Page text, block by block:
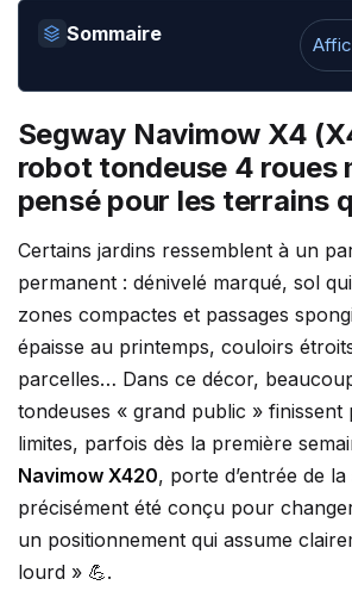
Sommaire
Segway Navimow X4
robot tondeuse 4 roues
pensé pour les terrains
Certains jardins ressemblent à un
permanent : dénivelé marqué, sol
zones compactes et passages
épaisse au printemps, couloirs
parcelles… Dans ce décor,
tondeuses « grand public »
limites, parfois dès la première
Navimow X420, porte d’entrée de la
précisément été conçu pour
un positionnement qui assume
lourd » 💪.